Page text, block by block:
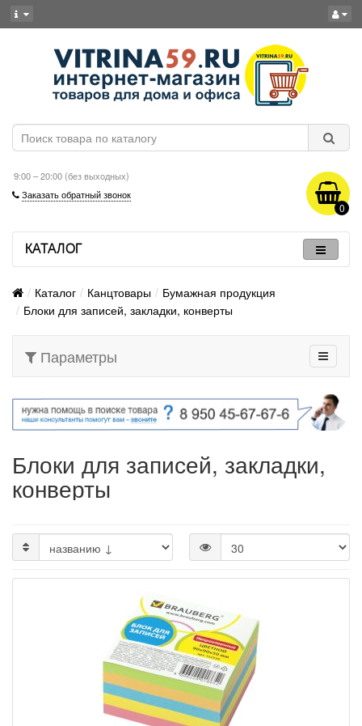
9:00 – 20:00 (без выходных)
Заказать обратный звонок
0
КАТАЛОГ
Каталог Канцтовары
Бумажная продукция
Блоки для записей, закладки, конверты
Параметры
Блоки для записей, закладки,
конверты